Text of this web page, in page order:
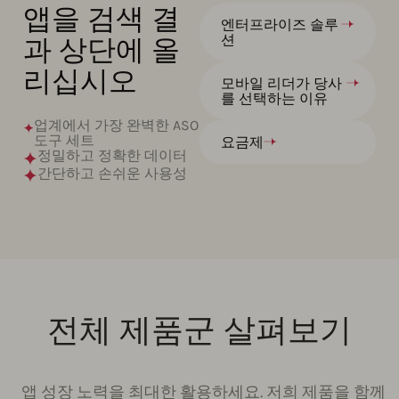
엔터프라이즈 솔루
션
모바일 리더가 당사
를 선택하는 이유
요금제
앱을 검색 결
과 상단에 올
리십시오
업계에서 가장 완벽한 ASO
도구 세트
정밀하고 정확한 데이터
간단하고 손쉬운 사용성
전체 제품군 살펴보기
앱 성장 노력을 최대한 활용하세요. 저희 제품을 함께